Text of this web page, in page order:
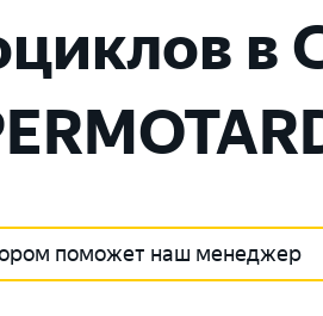
в
поможет наш менеджер